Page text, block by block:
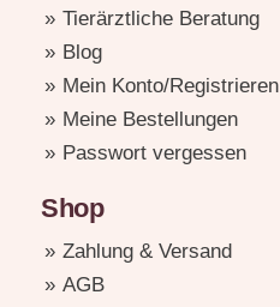
Tierärztliche Beratung
Blog
Mein Konto/Registrieren
Meine Bestellungen
Passwort vergessen
Shop
Zahlung & Versand
AGB